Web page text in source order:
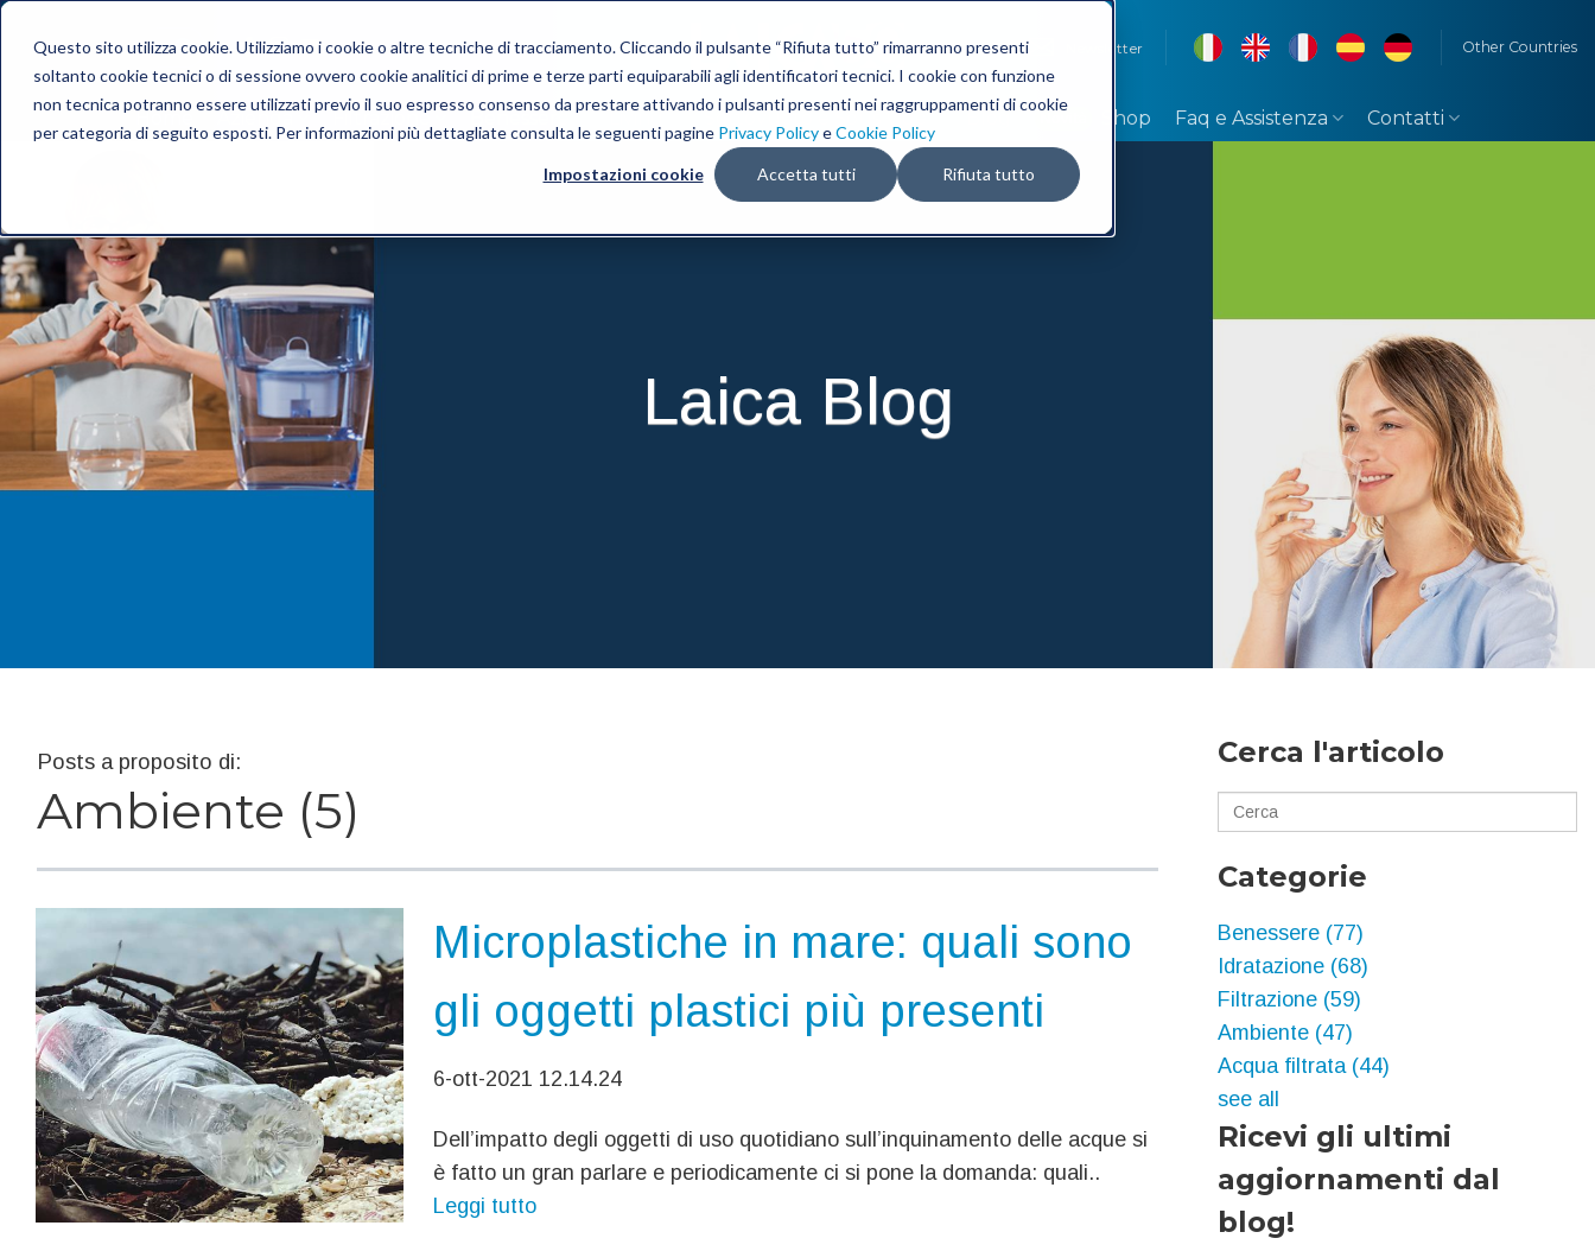
Questo sito utilizza cookie. Utilizziamo i cookie o altre tecniche di tracciamento. Cliccando il pulsante “Rifiuta tutto” rimarranno presenti
soltanto cookie tecnici o di sessione ovvero cookie analitici di prime e terze parti equiparabili agli identificatori tecnici. I cookie con funzione
non tecnica potranno essere utilizzati previo il suo espresso consenso da prestare attivando i pulsanti presenti nei raggruppamenti di cookie
per categoria di seguito esposti. Per informazioni più dettagliate consulta le seguenti pagine Privacy PolicyeCookie Policy
Impostazioni cookie Accetta tutti Rifiuta tutto
Newsletter Other Countries
Home Azienda Filtrazione Benessere Living Sottovuoto e Sous Vide Blog Shop Faq e Assistenza Contatti
Laica Blog
Posts a proposito di:
Ambiente (5)
Microplastiche in mare: quali sono
gli oggetti plastici più presenti
6-ott-2021 12.14.24
Dell’impatto degli oggetti di uso quotidiano sull’inquinamento delle acque si
è fatto un gran parlare e periodicamente ci si pone la domanda: quali..
Leggi tutto
Cerca l'articolo
Categorie
Benessere (77)
Idratazione (68)
Filtrazione (59)
Ambiente (47)
Acqua filtrata (44)
see all
Ricevi gli ultimi
aggiornamenti dal
blog!